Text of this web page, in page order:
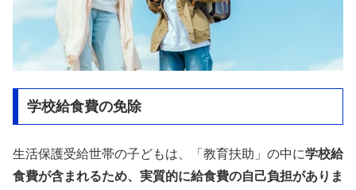
学校給食費の免除
生活保護受給世帯の子どもは、「教育扶助」の中に学校給
食費が含まれるため、実質的に給食費の自己負担がありま